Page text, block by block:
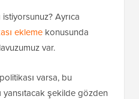
istiyorsunuz? Ayrıca
ekleme konusunda
var.
varsa, bu
yansıtacak şekilde gözden